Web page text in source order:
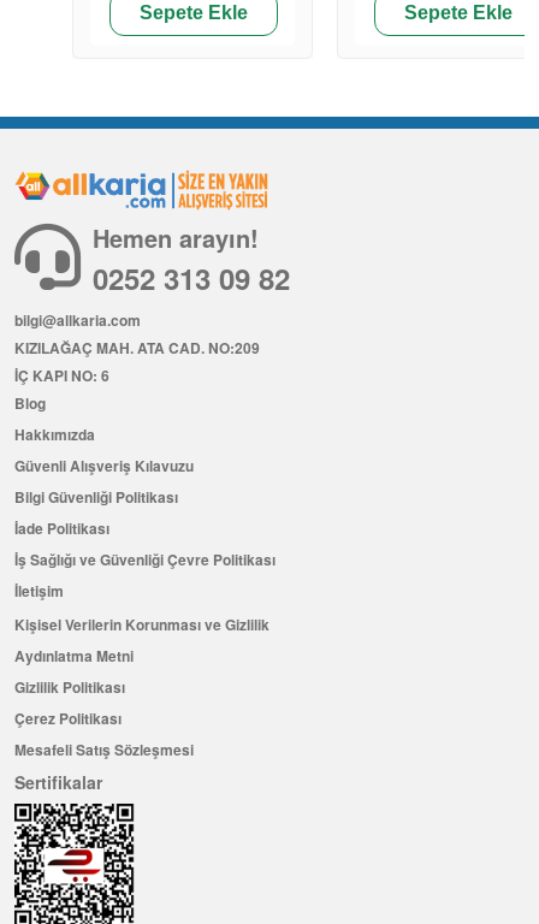
Sepete Ekle Sepete Ekle
Hemen arayın!
0252 313 09 82
bilgi@allkaria.com
KIZILAĞAÇ MAH. ATA CAD. NO:209
İÇ KAPI NO: 6
Blog
Hakkımızda
Güvenli Alışveriş Kılavuzu
Bilgi Güvenliği Politikası
İade Politikası
İş Sağlığı ve Güvenliği Çevre Politikası
İletişim
Kişisel Verilerin Korunması ve Gizlilik
Aydınlatma Metni
Gizlilik Politikası
Çerez Politikası
Mesafeli Satış Sözleşmesi
Sertifikalar